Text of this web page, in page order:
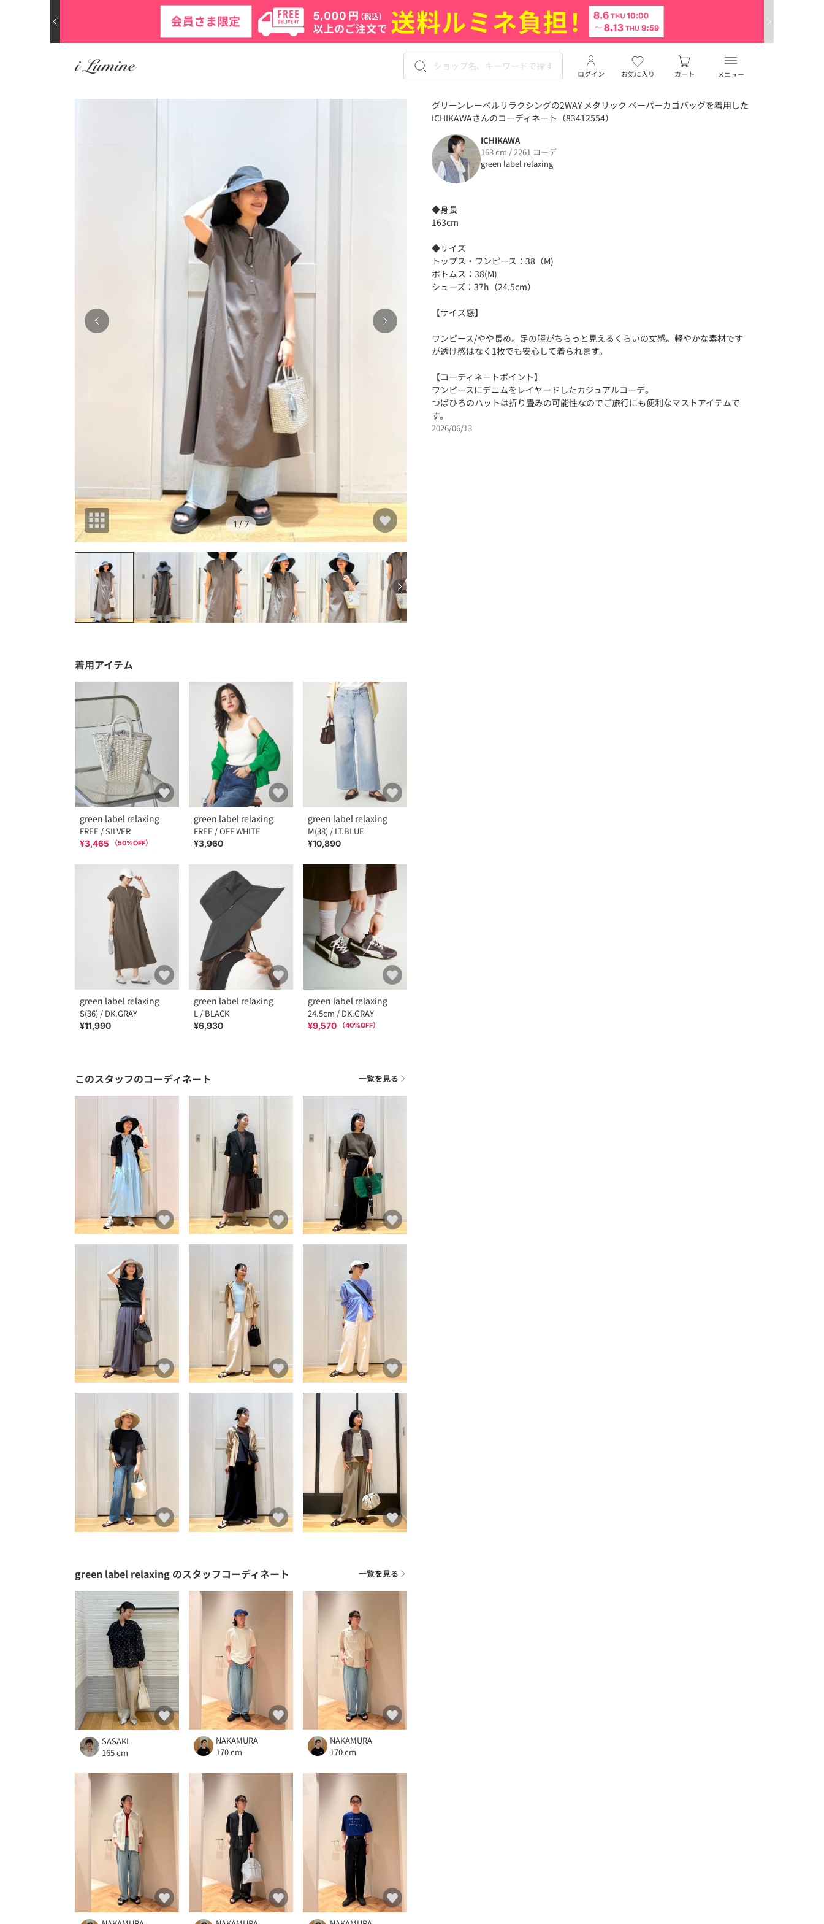
メニュー
お気に入り
ログイン カート
1/ 7
グリーンレーベルリラクシングの2WAY メタリック ペーパーカゴバッグを着用した
ICHIKAWAさんのコーディネート（83412554）
ICHIKAWA
163 cm / 2261 コーデ
green label relaxing
◆身長
163cm
◆サイズ
トップス・ワンピース：38（M)
ボトムス：38(M)
シューズ：37h（24.5cm）
【サイズ感】
ワンピース/やや長め。足の脛がちらっと見えるくらいの丈感。軽やかな素材です
が透け感はなく1枚でも安心して着られます。
【コーディネートポイント】
ワンピースにデニムをレイヤードしたカジュアルコーデ。
つばひろのハットは折り畳みの可能性なのでご旅行にも便利なマストアイテムで
す。
2026/06/13
着用アイテム
green label relaxing
FREE / SILVER
¥3,465 （50%OFF）
green label relaxing
FREE / OFF WHITE
¥3,960
green label relaxing
M(38) / LT.BLUE
¥10,890
green label relaxing
S(36) / DK.GRAY
¥11,990
green label relaxing
L / BLACK
¥6,930
green label relaxing
24.5cm / DK.GRAY
¥9,570 （40%OFF）
このスタッフのコーディネート 一覧を見る
green label relaxing のスタッフコーディネート 一覧を見る
SASAKI
165 cm
NAKAMURA
170 cm
NAKAMURA
170 cm